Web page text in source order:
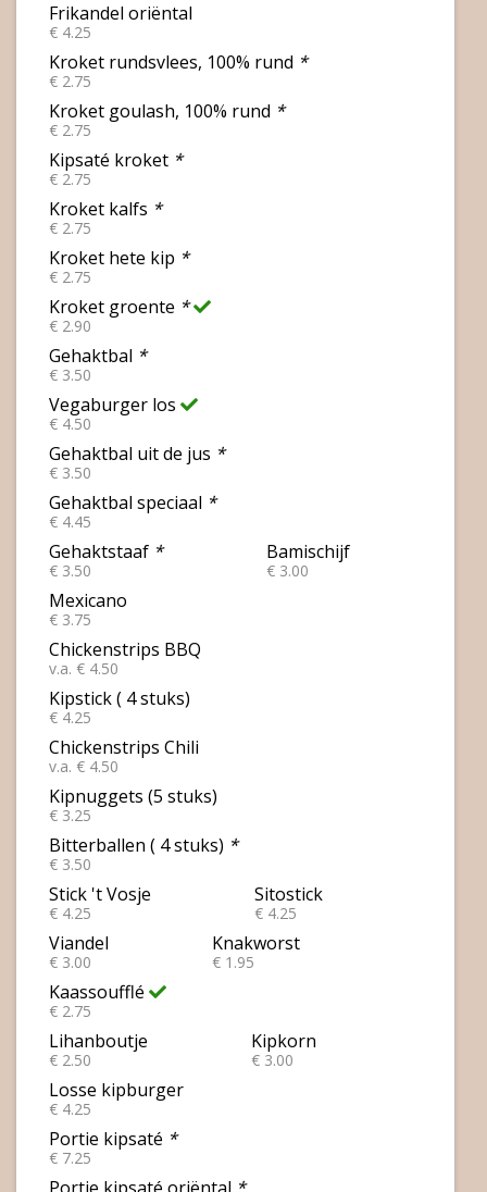
Frikandel oriëntal
€ 4.25
Kroket rundsvlees, 100% rund *
€ 2.75
Kroket goulash, 100% rund *
€ 2.75
Kipsaté kroket *
€ 2.75
Kroket kalfs *
€ 2.75
Kroket hete kip *
€ 2.75
Kroket groente *
€ 2.90
Gehaktbal *
€ 3.50
Vegaburger los
€ 4.50
Gehaktbal uit de jus *
€ 3.50
Gehaktbal speciaal *
€ 4.45
Gehaktstaaf *
€ 3.50
Bamischijf
€ 3.00
Mexicano
€ 3.75
Chickenstrips BBQ
v.a. € 4.50
Kipstick ( 4 stuks)
€ 4.25
Chickenstrips Chili
v.a. € 4.50
Kipnuggets (5 stuks)
€ 3.25
Bitterballen ( 4 stuks) *
€ 3.50
Stick 't Vosje
€ 4.25
Sitostick
€ 4.25
Viandel
€ 3.00
Knakworst
€ 1.95
Kaassoufflé
€ 2.75
Lihanboutje
€ 2.50
Kipkorn
€ 3.00
Losse kipburger
€ 4.25
Portie kipsaté *
€ 7.25